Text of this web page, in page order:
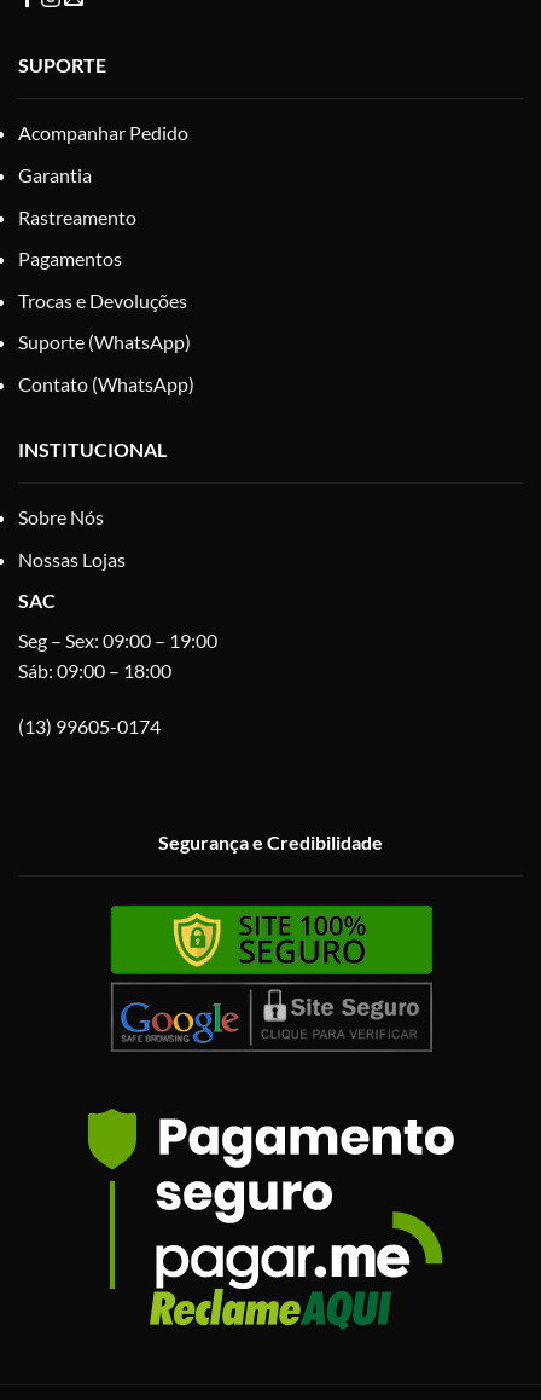
SUPORTE
Acompanhar Pedido
Garantia
Rastreamento
Pagamentos
Trocas e Devoluções
Suporte (WhatsApp)
Contato (WhatsApp)
INSTITUCIONAL
Sobre Nós
Nossas Lojas
SAC
Seg – Sex: 09:00 – 19:00
Sáb: 09:00 – 18:00
(13) 99605-0174
Segurança e Credibilidade